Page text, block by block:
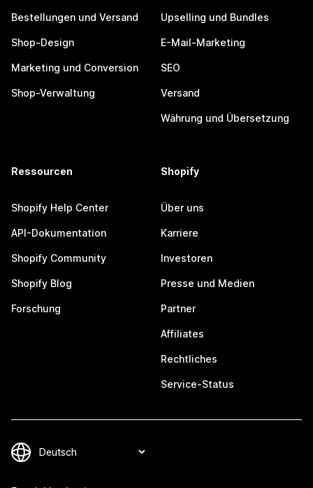
Bestellungen und Versand
Shop-Design
Marketing und Conversion
Shop-Verwaltung
Upselling und Bundles
E-Mail-Marketing
SEO
Versand
Währung und Übersetzung
Ressourcen
Shopify Help Center
API-Dokumentation
Shopify Community
Shopify Blog
Forschung
Shopify
Über uns
Karriere
Investoren
Presse und Medien
Partner
Affiliates
Rechtliches
Service-Status